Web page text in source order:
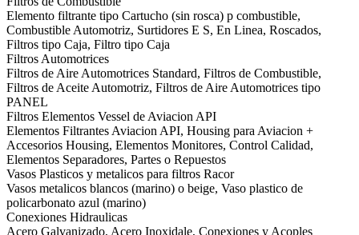
Elemento filtrante tipo Cartucho (sin rosca) p combustible,
Combustible Automotriz, Surtidores E S, En Linea, Roscados,
Filtros tipo Caja, Filtro tipo Caja
Filtros Automotrices
Filtros de Aire Automotrices Standard, Filtros de Combustible,
Filtros de Aceite Automotriz, Filtros de Aire Automotrices tipo
PANEL
Filtros Elementos Vessel de Aviacion API
Elementos Filtrantes Aviacion API, Housing para Aviacion +
Accesorios Housing, Elementos Monitores, Control Calidad,
Elementos Separadores, Partes o Repuestos
Vasos Plasticos y metalicos para filtros Racor
Vasos metalicos blancos (marino) o beige, Vaso plastico de
policarbonato azul (marino)
Conexiones Hidraulicas
Acero Galvanizado, Acero Inoxidale, Conexiones y Acoples